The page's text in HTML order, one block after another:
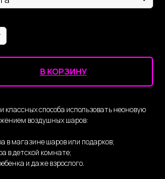
В КОРЗИНУ
способа использовать неоновую
воздушных шаров:
в магазине шаров или подарков;
в детской комнате;
и даже взрослого.